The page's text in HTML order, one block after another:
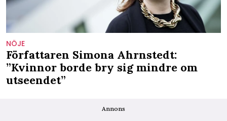
NÖJE
Författaren Simona Ahrnstedt:
”Kvinnor borde bry sig mindre om
utseendet”
Annons